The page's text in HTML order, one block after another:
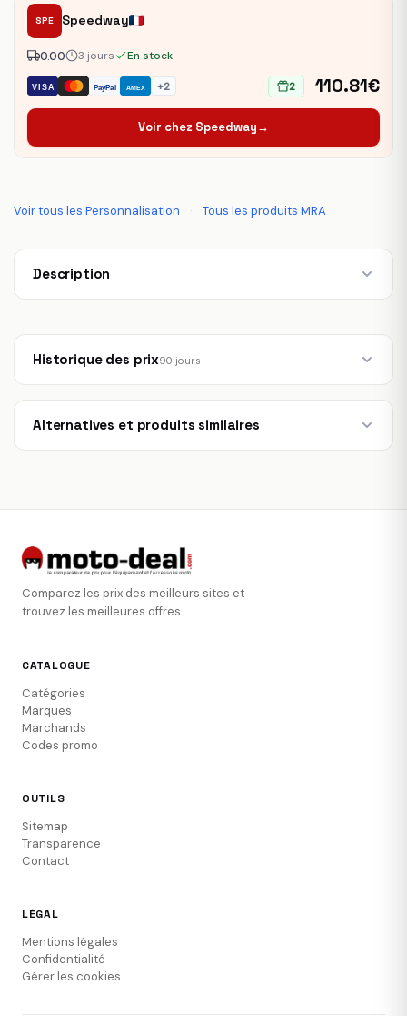
SPE Speedway
VISA PayPal AMEX +2
0.00 3 jours En stock
2 110.81€
Voir chez Speedway→
Voir tous les Personnalisation · Tous les produits MRA
Description
Historique des prix90 jours
Alternatives et produits similaires
Comparez les prix des meilleurs sites et
trouvez les meilleures offres.
CATALOGUE
Catégories
Marques
Marchands
Codes promo
OUTILS
Sitemap
Transparence
Contact
LÉGAL
Mentions légales
Confidentialité
Gérer les cookies